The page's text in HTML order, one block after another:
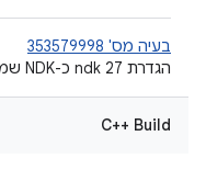
בעיה מס' 353579998
הגדרת ndk 27 כ-NDK שמוגדר כברירת מחדל ב-AGP.
C++ Build